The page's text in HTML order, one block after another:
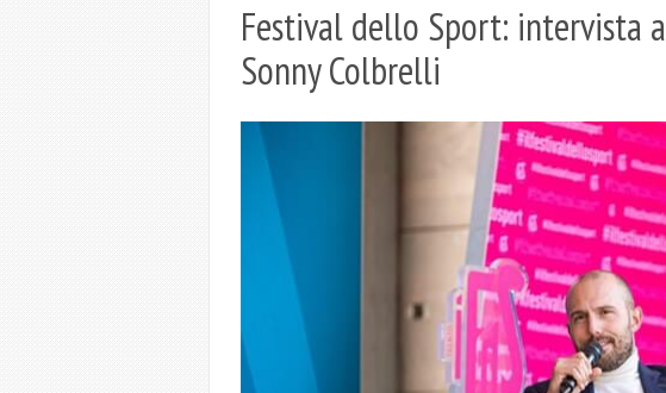
Festival dello Sport: intervista a
Sonny Colbrelli